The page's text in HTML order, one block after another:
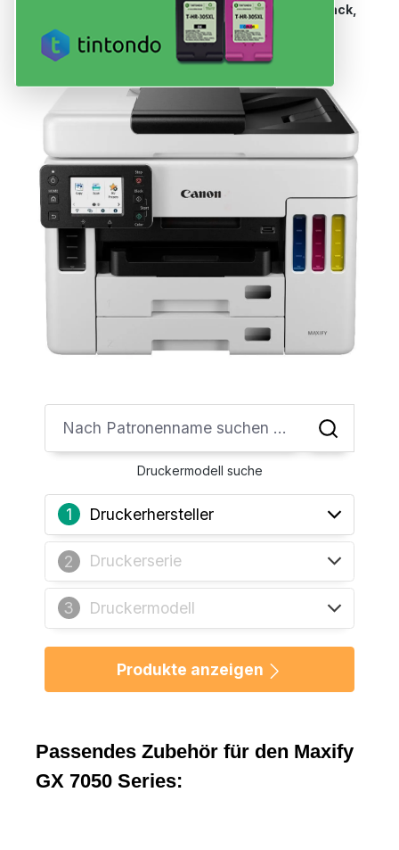
Dein Drucker nutzt Patronen der Serie
Black,
Cyan, Magenta, Yellow
Druckermodell suche
1 Druckerhersteller
2 Druckerserie
3 Druckermodell
Produkte anzeigen
Passendes Zubehör für den Maxify
GX 7050 Series: